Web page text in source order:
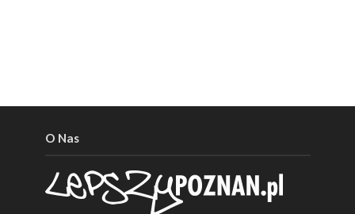
O Nas